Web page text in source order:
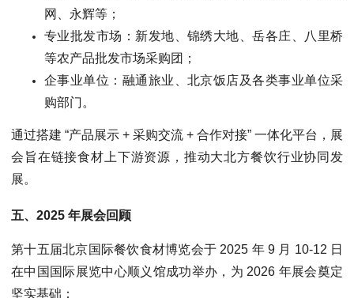
网、永辉等；
专业批发市场：新发地、锦绣大地、岳各庄、八里桥
等农产品批发市场采购团；
企事业单位：融通旅业、北京饭店及各类事业单位采
购部门。
通过搭建 “产品展示 + 采购交流 + 合作对接” 一体化平台，展
会旨在链接食材上下游资源，推动大北方餐饮行业协同发
展。
五、2025 年展会回顾
第十五届北京国际餐饮食材博览会于 2025 年 9 月 10-12 日
在中国国际展览中心顺义馆成功举办，为 2026 年展会奠定
坚实基础：